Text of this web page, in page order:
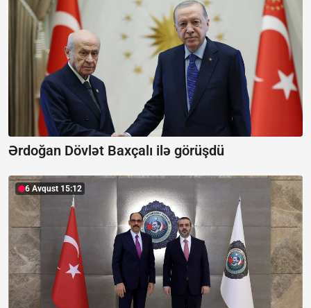
Ərdoğan Dövlət Baxçalı ilə görüşdü
6 Avqust 15:12